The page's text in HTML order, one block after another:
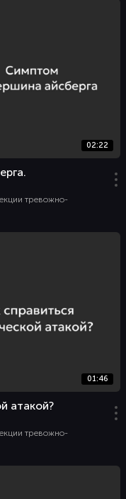
02:22
тревожно-
01:46
атакой?
тревожно-